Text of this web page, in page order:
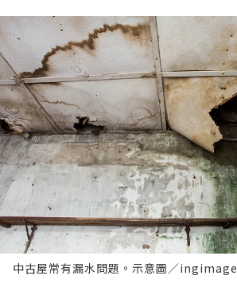
中古屋常有漏水問題。示意圖／ingimage